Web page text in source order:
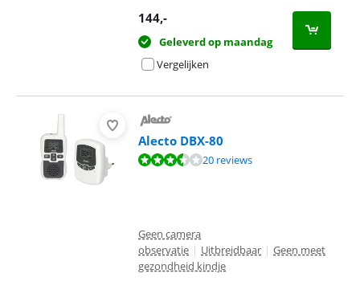
144,-
Geleverd op maandag
Vergelijken
Alecto DBX-80
Beoordeling is 7,1 van de 10, gebaseerd op 20 reviews.
20 reviews
Geen camera
observatie | Uitbreidbaar | Geen meet
gezondheid kindje